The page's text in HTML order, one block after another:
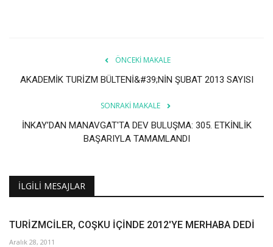
ÖNCEKI MAKALE
AKADEMİK TURİZM BÜLTENİ&#39;NİN ŞUBAT 2013 SAYISI
SONRAKI MAKALE
İNKAY’DAN MANAVGAT'TA DEV BULUŞMA: 305. ETKİNLİK
BAŞARIYLA TAMAMLANDI
İLGILI MESAJLAR
TURİZMCİLER, COŞKU İÇİNDE 2012'YE MERHABA DEDİ
Aralık 28, 2011